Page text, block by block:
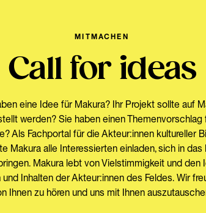
MITMACHEN
Call for ideas
eine Idee für Makura? Ihr Projekt sollte auf
werden? Sie haben einen Themenvorschlag
Als Fachportal für die Akteur:innen kultureller
Makura alle Interessierten einladen, sich in das
Makura lebt von Vielstimmigkeit und den
Inhalten der Akteur:innen des Feldes. Wir
Ihnen zu hören und uns mit Ihnen